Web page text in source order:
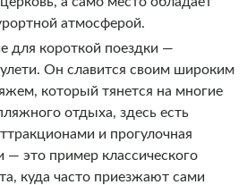
атмосферой.
для короткой поездки —
Он славится своим широким
который тянется на многие
отдыха, здесь есть
и прогулочная
— это пример классического
куда часто приезжают сами